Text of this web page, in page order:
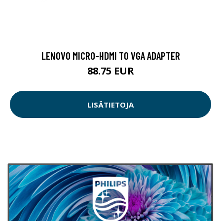
LENOVO MICRO-HDMI TO VGA ADAPTER
88.75 EUR
LISÄTIETOJA